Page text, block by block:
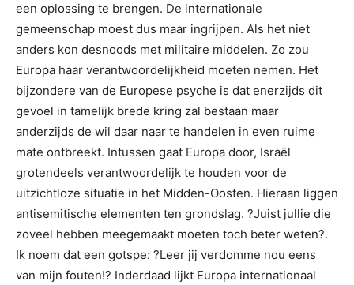
een oplossing te brengen. De internationale
gemeenschap moest dus maar ingrijpen. Als het niet
anders kon desnoods met militaire middelen. Zo zou
Europa haar verantwoordelijkheid moeten nemen. Het
bijzondere van de Europese psyche is dat enerzijds dit
gevoel in tamelijk brede kring zal bestaan maar
anderzijds de wil daar naar te handelen in even ruime
mate ontbreekt. Intussen gaat Europa door, Israël
grotendeels verantwoordelijk te houden voor de
uitzichtloze situatie in het Midden-Oosten. Hieraan liggen
antisemitische elementen ten grondslag. ?Juist jullie die
zoveel hebben meegemaakt moeten toch beter weten?.
Ik noem dat een gotspe: ?Leer jij verdomme nou eens
van mijn fouten!? Inderdaad lijkt Europa internationaal